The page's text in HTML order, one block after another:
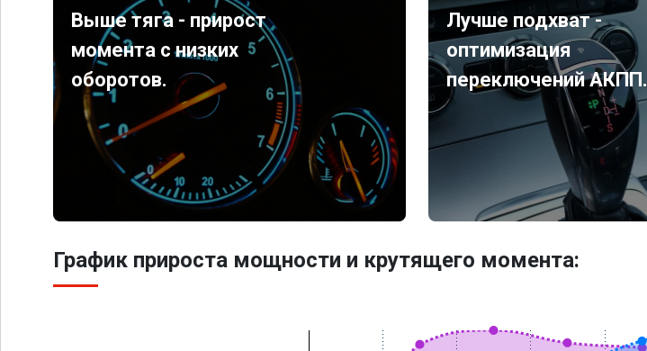
Выше тяга - прирост
момента с низких
оборотов.
Лучше подхват -
оптимизация
переключений АКПП.
График прироста мощности и крутящего момента: